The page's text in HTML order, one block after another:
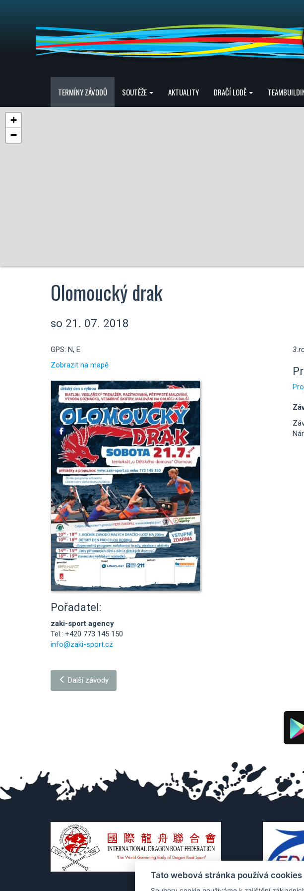
TERMÍNY ZÁVODŮ SOUTĚŽE AKTUALITY DRAČÍ LODĚ
+
−
Olomoucký drak
so 21. 07. 2018
GPS: N, E
Zobrazit na mapě
Pořadatel:
zaki-sport agency
Tel.: +420 773 145 150
info@zaki-sport.cz
Další závody
Tato webová stránka používá cookies